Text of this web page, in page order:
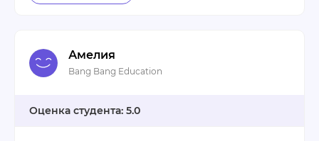
общаться. А в целом – все обучение
сохранить свой уровень.
Плюсы:
Амелия
Bang Bang Education
5.0